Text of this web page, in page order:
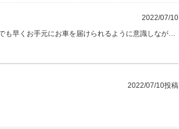
2022/07/10
も早くお手元にお車を届けられるように意識しなが
2022/07/10投稿